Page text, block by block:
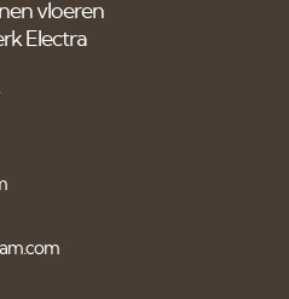
vloeren
Electra